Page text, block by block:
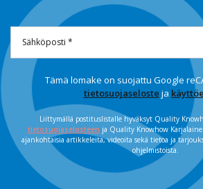
Tämä lomake on suojattu Google
tietosuojaseloste ja
Liittymällä postituslistalle hyväksyt Quality
tietosuojaselosteen ja Quality Knowhow
ajankohtaisia artikkeleita, videoita sekä tietoa ja
ohjelmistoista.